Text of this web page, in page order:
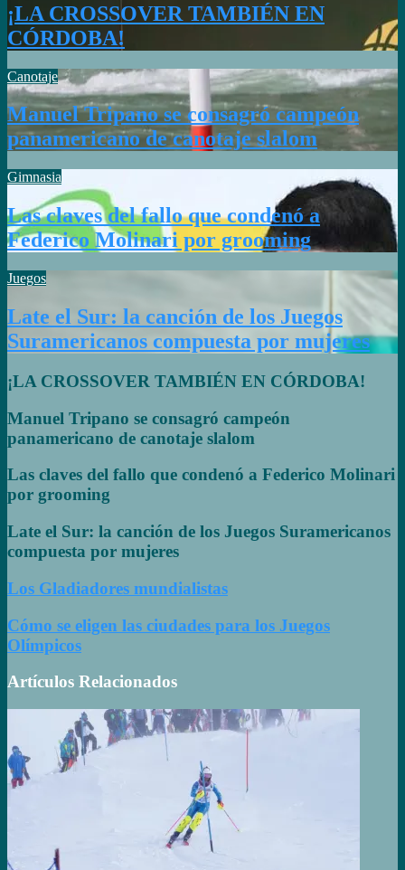
¡LA CROSSOVER TAMBIÉN EN
CÓRDOBA!
Canotaje
Manuel Tripano se consagró campeón
panamericano de canotaje slalom
Gimnasia
Las claves del fallo que condenó a
Federico Molinari por grooming
Juegos
Late el Sur: la canción de los Juegos
Suramericanos compuesta por mujeres
¡LA CROSSOVER TAMBIÉN EN CÓRDOBA!
Manuel Tripano se consagró campeón
panamericano de canotaje slalom
Las claves del fallo que condenó a Federico Molinari
por grooming
Late el Sur: la canción de los Juegos Suramericanos
compuesta por mujeres
Los Gladiadores mundialistas
Cómo se eligen las ciudades para los Juegos
Olímpicos
Artículos Relacionados